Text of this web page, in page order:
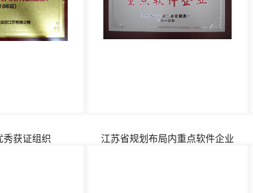
秀获证组织 江苏省规划布局内重点软件企业